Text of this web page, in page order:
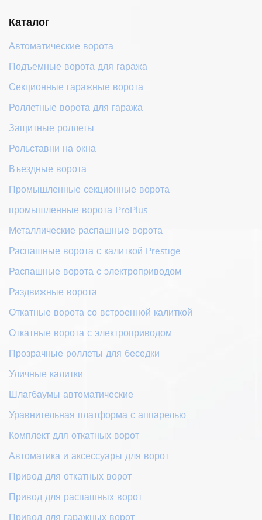
Каталог
Автоматические ворота
Подъемные ворота для гаража
Секционные гаражные ворота
Роллетные ворота для гаража
Защитные роллеты
Рольставни на окна
Въездные ворота
Промышленные секционные ворота
промышленные ворота ProPlus
Металлические распашные ворота
Распашные ворота с калиткой Prestige
Распашные ворота с электроприводом
Раздвижные ворота
Откатные ворота со встроенной калиткой
Откатные ворота с электроприводом
Прозрачные роллеты для беседки
Уличные калитки
Шлагбаумы автоматические
Уравнительная платформа с аппарелью
Комплект для откатных ворот
Автоматика и аксессуары для ворот
Привод для откатных ворот
Привод для распашных ворот